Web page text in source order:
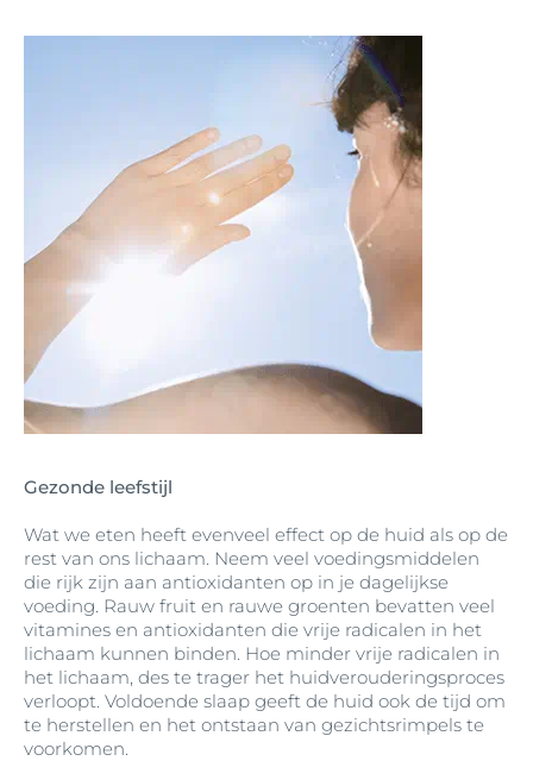
Gezonde leefstijl
Wat we eten heeft evenveel effect op de huid als op de
rest van ons lichaam. Neem veel voedingsmiddelen
die rijk zijn aan antioxidanten op in je dagelijkse
voeding. Rauw fruit en rauwe groenten bevatten veel
vitamines en antioxidanten die vrije radicalen in het
lichaam kunnen binden. Hoe minder vrije radicalen in
het lichaam, des te trager het huidverouderingsproces
verloopt. Voldoende slaap geeft de huid ook de tijd om
te herstellen en het ontstaan van gezichtsrimpels te
voorkomen.